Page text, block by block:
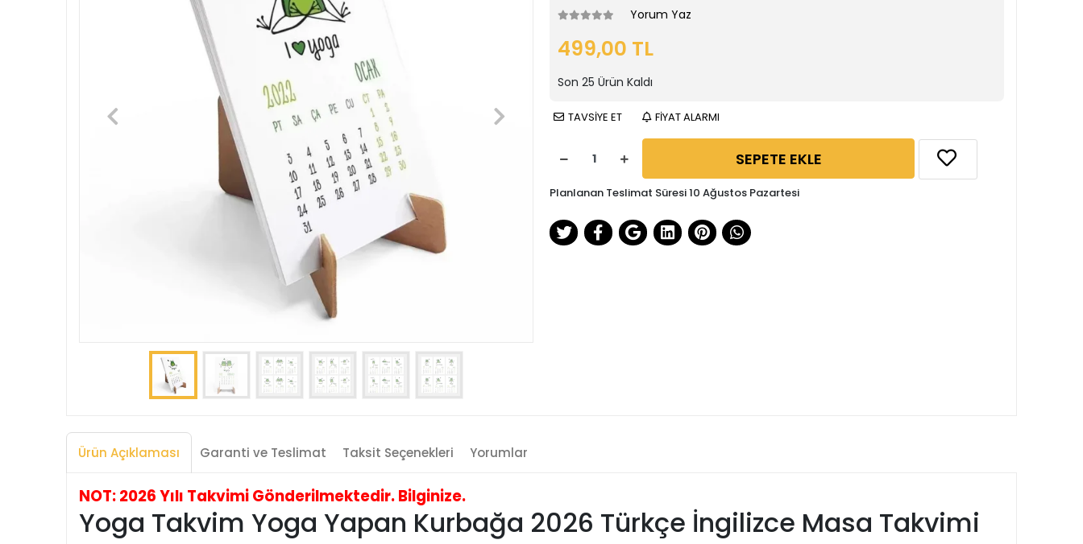
Yorum Yaz
499,00 TL
Son 25 Ürün Kaldı
TAVSİYE ET FİYAT ALARMI
SEPETE EKLE
Planlanan Teslimat Süresi 10 Ağustos Pazartesi
Ürün Açıklaması Garanti ve Teslimat Taksit Seçenekleri Yorumlar
NOT: 2026 Yılı Takvimi Gönderilmektedir. Bilginize.
Yoga Takvim Yoga Yapan Kurbağa 2026 Türkçe İngilizce Masa Takvimi